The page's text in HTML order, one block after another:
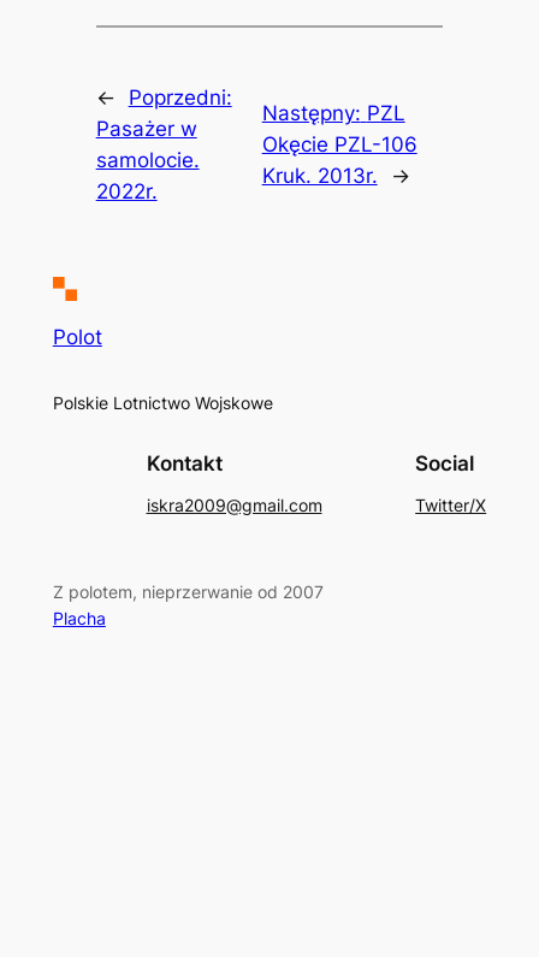
←
Poprzedni:
Pasażer w
samolocie.
2022r.
Następny: PZL
Okęcie PZL-106
Kruk. 2013r.
→
Polot
Polskie Lotnictwo Wojskowe
Kontakt
iskra2009@gmail.com
Social
Twitter/X
Z polotem, nieprzerwanie od 2007
Placha